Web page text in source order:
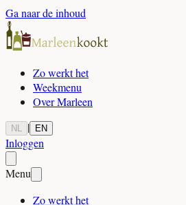
Ga naar de inhoud
Zo werkt het
Weekmenu
Over Marleen
NL | EN
Inloggen
Menu
Zo werkt het